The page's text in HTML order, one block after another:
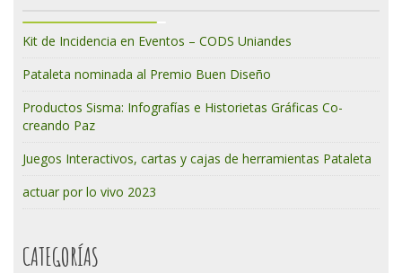
Kit de Incidencia en Eventos – CODS Uniandes
Pataleta nominada al Premio Buen Diseño
Productos Sisma: Infografías e Historietas Gráficas Co-
creando Paz
Juegos Interactivos, cartas y cajas de herramientas Pataleta
actuar por lo vivo 2023
CATEGORÍAS